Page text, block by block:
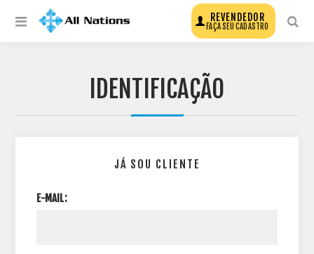
REVENDEDOR
FAÇA SEU CADASTRO
IDENTIFICAÇÃO
JÁ SOU CLIENTE
E-MAIL: